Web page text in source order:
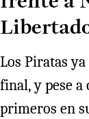
Los Piratas
final, y pese a
primeros en